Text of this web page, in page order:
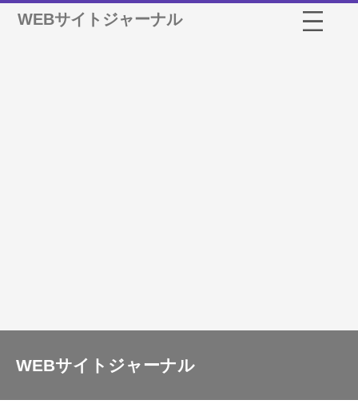
WEBサイトジャーナル
WEBサイトジャーナル